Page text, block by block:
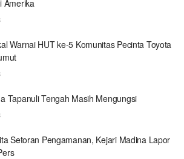
Amerika
Warnai HUT ke-5 Komunitas Pecinta Toyota
Tapanuli Tengah Masih Mengungsi
Setoran Pengamanan, Kejari Madina Lapor